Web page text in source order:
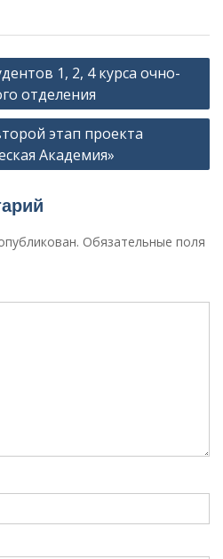
1, 2, 4 курса очно-
отделения
этап проекта
Академия»
Обязательные поля